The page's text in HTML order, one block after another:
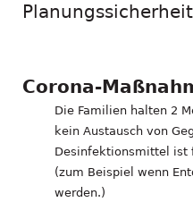
Corona-
Die Familien halten 2
kein Austausch von
Desinfektionsmittel ist
(zum Beispiel wenn
werden.)